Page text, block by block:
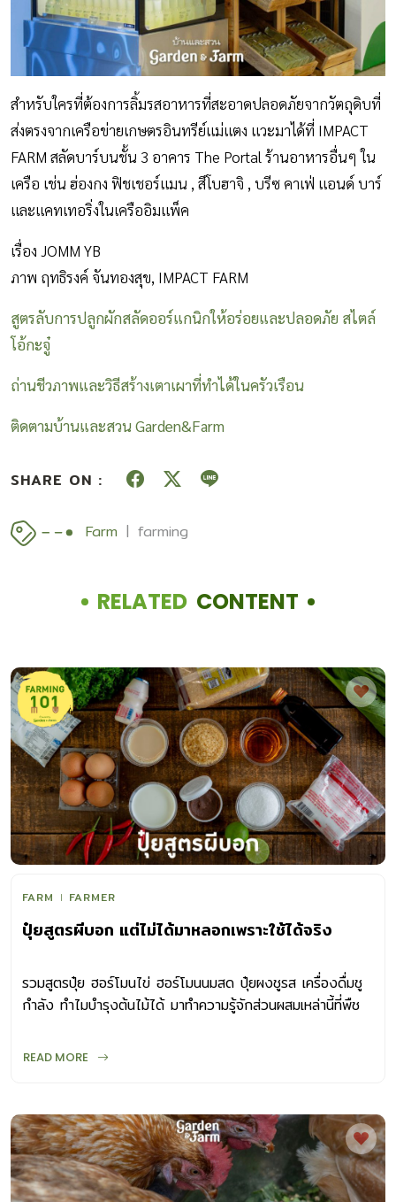
สำหรับใครที่ต้องการลิ้มรสอาหารที่สะอาดปลอดภัยจากวัตถุดิบที่
ส่งตรงจากเครือข่ายเกษตรอินทรีย์แม่แตง แวะมาได้ที่ IMPACT
FARM สลัดบาร์บนชั้น 3 อาคาร The Portal ร้านอาหารอื่นๆ ใน
เครือ เช่น ฮ่องกง ฟิชเชอร์แมน , สึโบฮาจิ , บรีซ คาเฟ่ แอนด์ บาร์
และแคทเทอริ่งในเครืออิมแพ็ค
เรื่อง JOMM YB
ภาพ ฤทธิรงค์ จันทองสุข, IMPACT FARM
สูตรลับการปลูกผักสลัดออร์แกนิกให้อร่อยและปลอดภัย สไตล์
โอ้กะจู๋
ถ่านชีวภาพและวิธีสร้างเตาเผาที่ทำได้ในครัวเรือน
ติดตามบ้านและสวน Garden&Farm
SHARE ON :
Farm farming
RELATED CONTENT
FARM FARMER
ปุ๋ยสูตรผีบอก แต่ไม่ได้มาหลอกเพราะใช้ได้จริง
รวมสูตรปุ๋ย ฮอร์โมนไข่ ฮอร์โมนนมสด ปุ๋ยผงชูรส เครื่องดื่มชู
กำลัง ทำไมบำรุงต้นไม้ได้ มาทำความรู้จักส่วนผสมเหล่านี้ที่พืช
READ MORE